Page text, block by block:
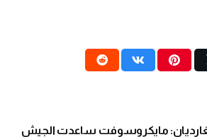
مايكروسوفت ساعدت الجيش